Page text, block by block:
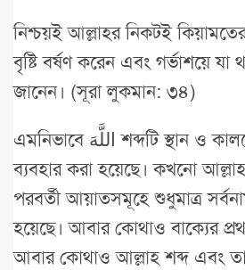
নিশ্চয়ই আল্লাহর নিকটই
বৃষ্টি বর্ষণ করেন এবং গর্ভাশয়ে যা
জানেন। (সূরা লুকমান: ৩৪)
এমনিভাবে اللَّهَ শব্দটি স্থান ও কালভেদে বিভিন্নভাবে
ব্যবহার করা হয়েছে। কখনো
পরবর্তী আয়াতসমূহে শুধুমাত্র
হয়েছে। আবার কোথাও বাক্যের
আবার কোথাও আল্লাহ শব্দ এবং